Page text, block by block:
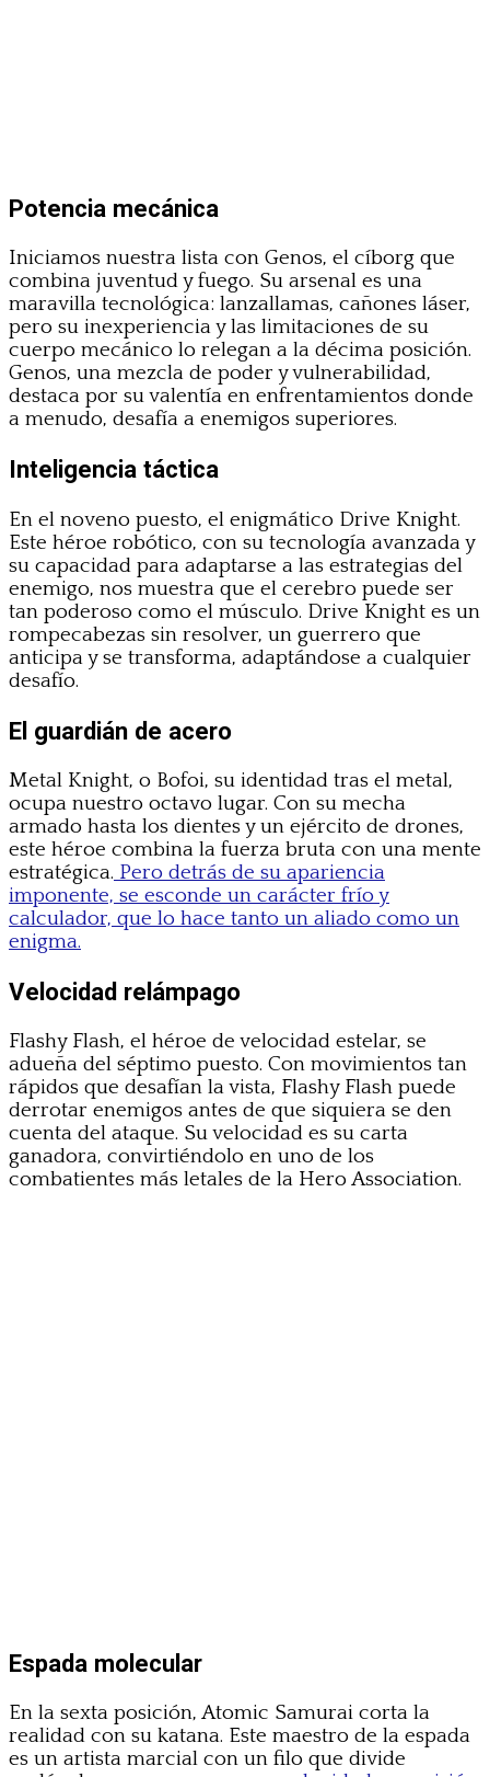
Potencia mecánica
Iniciamos nuestra lista con Genos, el cíborg que
combina juventud y fuego. Su arsenal es una
maravilla tecnológica: lanzallamas, cañones láser,
pero su inexperiencia y las limitaciones de su
cuerpo mecánico lo relegan a la décima posición.
Genos, una mezcla de poder y vulnerabilidad,
destaca por su valentía en enfrentamientos donde
a menudo, desafía a enemigos superiores.
Inteligencia táctica
En el noveno puesto, el enigmático Drive Knight.
Este héroe robótico, con su tecnología avanzada y
su capacidad para adaptarse a las estrategias del
enemigo, nos muestra que el cerebro puede ser
tan poderoso como el músculo. Drive Knight es un
rompecabezas sin resolver, un guerrero que
anticipa y se transforma, adaptándose a cualquier
desafío.
El guardián de acero
Metal Knight, o Bofoi, su identidad tras el metal,
ocupa nuestro octavo lugar. Con su mecha
armado hasta los dientes y un ejército de drones,
este héroe combina la fuerza bruta con una mente
estratégica. Pero detrás de su apariencia
imponente, se esconde un carácter frío y
calculador, que lo hace tanto un aliado como un
enigma.
Velocidad relámpago
Flashy Flash, el héroe de velocidad estelar, se
adueña del séptimo puesto. Con movimientos tan
rápidos que desafían la vista, Flashy Flash puede
derrotar enemigos antes de que siquiera se den
cuenta del ataque. Su velocidad es su carta
ganadora, convirtiéndolo en uno de los
combatientes más letales de la Hero Association.
Espada molecular
En la sexta posición, Atomic Samurai corta la
realidad con su katana. Este maestro de la espada
es un artista marcial con un filo que divide